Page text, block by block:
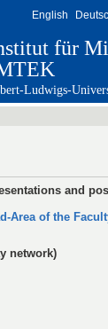
English
für
Ludwigs-
and
Area of the
network)